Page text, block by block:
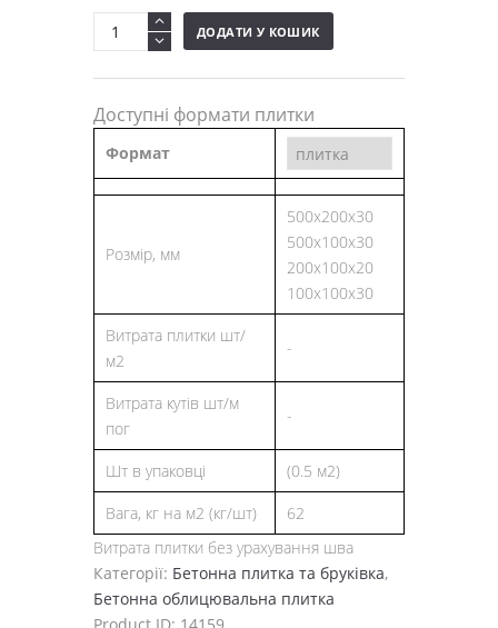
ДОДАТИ У КОШИК
Доступні формати плитки
Формат
Розмір, мм
500x200x30
500х100х30
200х100х20
100х100х30
Витрата плитки шт/
м2
-
Витрата кутів шт/м
пог
-
Шт в упаковці
(0.5 м2)
Вага, кг на м2 (кг/шт)
62
Витрата плитки без урахування шва
Категорії: Бетонна плитка та бруківка,
Бетонна облицювальна плитка